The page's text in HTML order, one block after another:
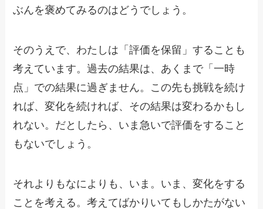
ぶんを褒めてみるのはどうでしょう。
そのうえで、わたしは「評価を保留」することも
考えています。過去の結果は、あくまで「一時
点」での結果に過ぎません。この先も挑戦を続け
れば、変化を続ければ、その結果は変わるかもし
れない。だとしたら、いま急いで評価をすること
もないでしょう。
それよりもなによりも、いま。いま、変化をする
ことを考える。考えてばかりいてもしかたがない